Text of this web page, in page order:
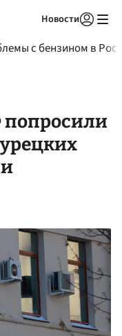
Новости
с бензином в
попросили